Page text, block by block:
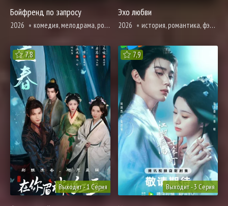
Бойфренд по запросу
2026 комедия, мелодрама, романтика, фантастика, фэнтези
Эхо любви
2026 история, романтика, фэнтези
7,8
Выходит - 1 Серия
7,9
Выходит - 3 Серия